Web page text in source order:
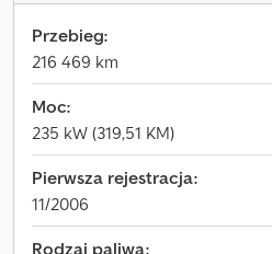
Przebieg:
216 469 km
Moc:
235 kW (319,51 KM)
Pierwsza rejestracja:
11/2006
Rodzaj paliwa: